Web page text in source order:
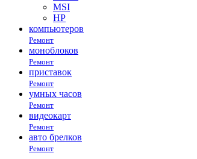
MSI
HP
компьютеров
Ремонт
моноблоков
Ремонт
приставок
Ремонт
умных часов
Ремонт
видеокарт
Ремонт
авто брелков
Ремонт